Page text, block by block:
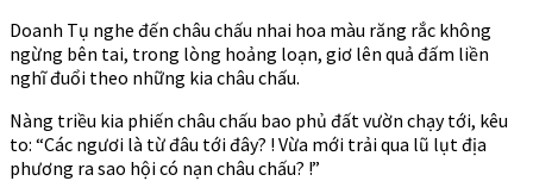
Doanh Tụ nghe đến châu chấu nhai hoa màu răng rắc không
ngừng bên tai, trong lòng hoảng loạn, giơ lên quả đấm liền
nghĩ đuổi theo những kia châu chấu.
Nàng triều kia phiến châu chấu bao phủ đất vườn chạy tới, kêu
to: “Các ngươi là từ đâu tới đây? ! Vừa mới trải qua lũ lụt địa
phương ra sao hội có nạn châu chấu? !”